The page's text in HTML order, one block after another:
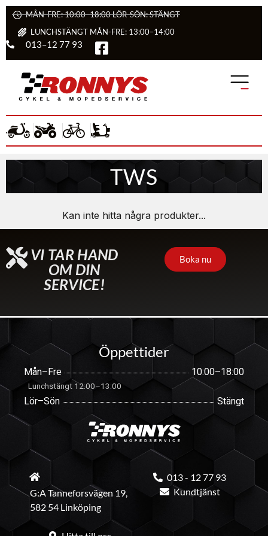
MÅN-FRE: 10:00–18:00 LÖR-SÖN: STÄNGT
LUNCHSTÄNGT MÅN-FRE: 13:00–14:00
013–12 77 93
TWS
Kan inte hitta några produkter...
VI TAR HAND
OM DIN
SERVICE!
Boka nu
Öppettider
Mån–Fre 10:00–18:00
Lunchstängt 12:00–13:00
Lör–Sön Stängt
G:A Tanneforsvägen 19,
582 54 Linköping
013 - 12 77 93
Kundtjänst